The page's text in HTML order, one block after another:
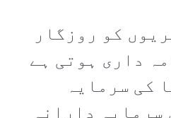
کو روزگار
داری ہوتی ہے
کی سرمایہ